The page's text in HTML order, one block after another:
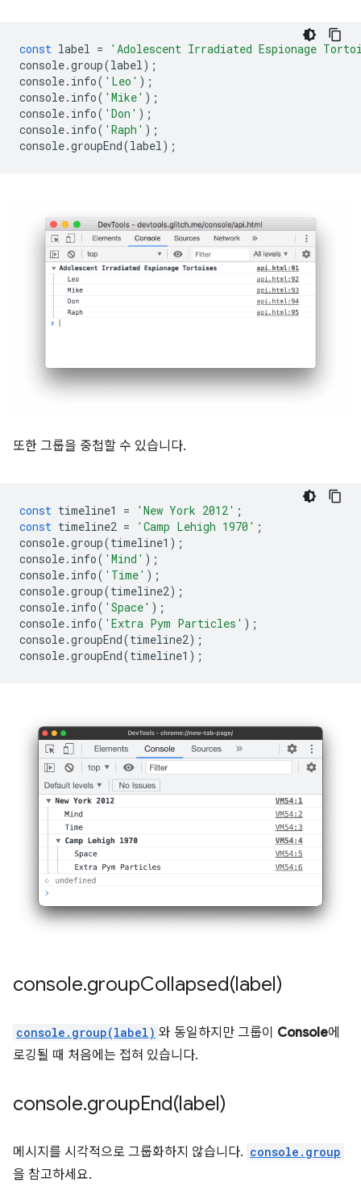
const label =
'Adolescent Irradiated Espionage
console.group(label);
console. info( 'Leo' );
console. info( 'Mike' );
console. info( 'Don' );
console. info( 'Raph' );
console.groupEnd(label);
또한 그룹을 중첩할 수 있습니다.
const timeline1 = 'New York 2012' ;
const timeline2 = 'Camp Lehigh 1970' ;
console.group(timeline1 );
console. info( 'Mind' );
console. info( 'Time' );
console.group(timeline2);
console. info( 'Space' );
console. info( 'Extra Pym Particles' );
console.groupEnd(timeline2);
console.groupEnd(timeline1 );
console.groupCollapsed(label)
console.group(label) 와 동일하지만 그룹이 Console에
로깅될 때 처음에는 접혀 있습니다.
console.groupEnd(label)
메시지를 시각적으로 그룹화하지 않습니다. console.group
을 참고하세요.